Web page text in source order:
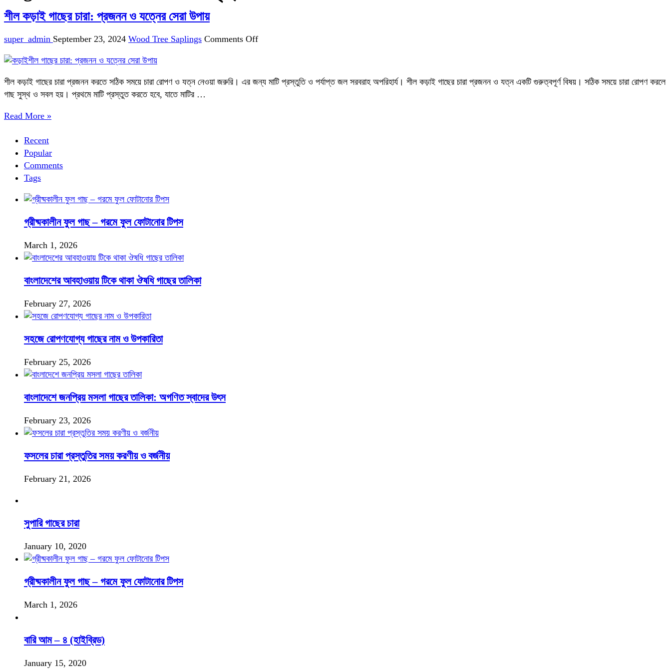
শীল কড়াই গাছের চারা: প্রজনন ও যত্নের সেরা উপায়
super_admin September 23, 2024 Wood Tree Saplings Comments Offon
চারা:
শীল কড়াই গাছের চারা প্রজনন করতে সঠিক সময়ে চারা রোপণ ও যত্ন নেওয়া জরুরি। এর জন্য মাটি প্রস্তুতি ও পর্যাপ্ত জল সরবরাহ অপরিহার্য। শীল কড়াই গাছের চারা প্রজনন ও যত্ন একটি গুরুত্বপূর্ণ বিষয়। সঠিক সময়ে চারা রোপণ করলে
গাছ সুস্থ ও সবল হয়। প্রথমে মাটি প্রস্তুত করতে হবে, যাতে মাটির …
Read More »
Recent
Popular
Comments
Tags
গ্রীষ্মকালীন ফুল গাছ – গরমে ফুল ফোটানোর টিপস
March 1, 2026
বাংলাদেশের আবহাওয়ায় টিকে থাকা ঔষধি গাছের তালিকা
February 27, 2026
সহজে রোপণযোগ্য গাছের নাম ও উপকারিতা
February 25, 2026
বাংলাদেশে জনপ্রিয় মসলা গাছের তালিকা: অগণিত স্বাদের উৎস
February 23, 2026
ফসলের চারা প্রস্তুতির সময় করণীয় ও বর্জনীয়
February 21, 2026
সুপারি গাছের চারা
January 10, 2020
গ্রীষ্মকালীন ফুল গাছ – গরমে ফুল ফোটানোর টিপস
March 1, 2026
বারি আম – ৪ (হাইব্রিড)
January 15, 2020